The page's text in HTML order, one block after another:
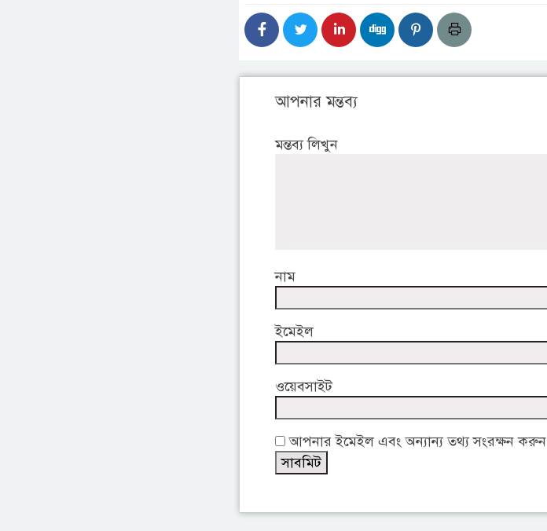
আপনার মন্তব্য
মন্তব্য লিখুন
নাম
ইমেইল
ওয়েবসাইট
আপনার ইমেইল এবং অন্যান্য তথ্য সংরক্ষন করুন